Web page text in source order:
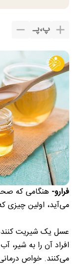
پ،پـ
فرارو- هنگامی که
می‌آید، اولین
عسل یک شیریت
افراد آن را به شیر،
می‌کنند. خواص